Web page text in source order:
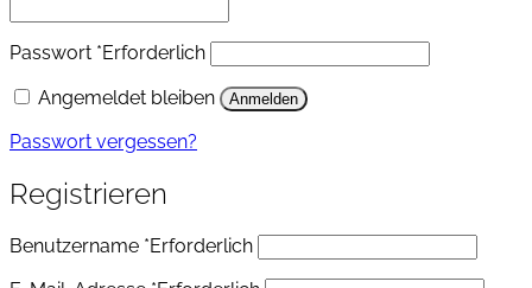
Passwort *Erforderlich
Angemeldet bleiben
Anmelden
Passwort vergessen?
Registrieren
Benutzername *Erforderlich